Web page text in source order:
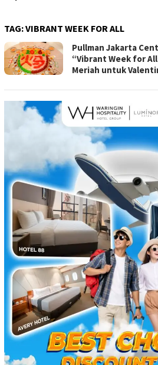
TAG:VIBRANT WEEK FOR ALL
Pullman Jakarta
“Vibrant Week for
Meriah untuk